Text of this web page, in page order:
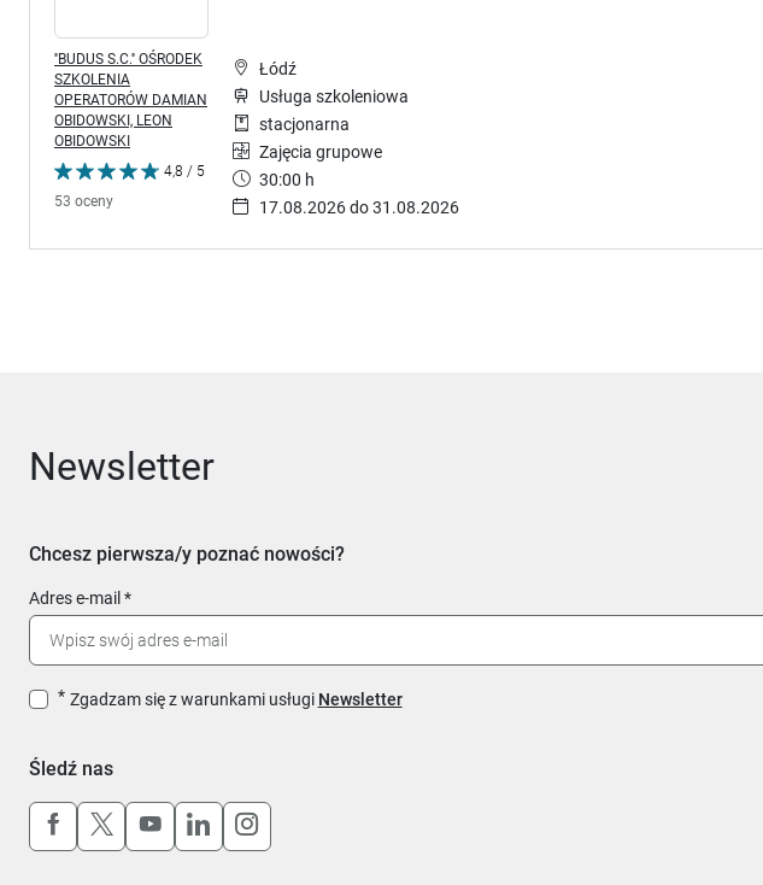
''BUDUS S.C.'' OŚRODEK
SZKOLENIA
OPERATORÓW DAMIAN
OBIDOWSKI, LEON
OBIDOWSKI
4,8 / 5
53 oceny
Łódź
Usługa szkoleniowa
stacjonarna
Zajęcia grupowe
30:00 h
17.08.2026 do 31.08.2026
Newsletter
Chcesz pierwsza/y poznać nowości?
Adres e-mail
Zgadzam się z warunkami usługi Newsletter
Śledź nas
Uwaga, link otworzy się w nowym oknie
Uwaga, link otworzy się w nowym oknie
Uwaga, link otworzy się w nowym oknie
Uwaga, link otworzy się w nowym oknie
Uwaga, link otworzy się w nowym oknie